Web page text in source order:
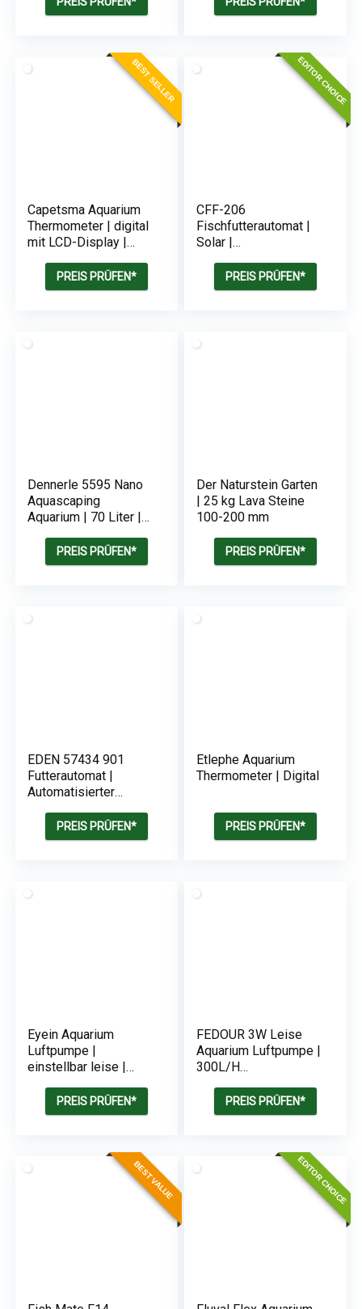
Filter-System und
BEST SELLER
Capetsma Aquarium
Thermometer | digital
mit LCD-Display |
Flash-Alarm
PREIS PRÜFEN*
EDITOR CHOICE
CFF-206
Fischfutterautomat |
Solar |
Fütterungen pro Tag
PREIS PRÜFEN*
Dennerle 5595 Nano
Aquascaping
Aquarium | 70 Liter |
PREIS PRÜFEN*
Der Naturstein Garten
| 25 kg Lava Steine
100-200 mm
PREIS PRÜFEN*
EDEN 57434 901
Futterautomat |
Automatisierter
Fütterung von
Aquarienfischen im
PREIS PRÜFEN*
Etlephe Aquarium
Thermometer | Digital
PREIS PRÜFEN*
Eyein Aquarium
Luftpumpe |
einstellbar leise |
Auslassventil | Für
400L Aquarium
PREIS PRÜFEN*
FEDOUR 3W Leise
Aquarium Luftpumpe |
300L/H
leistungsstarker
Belüfter für Aquarien
PREIS PRÜFEN*
BEST VALUE EDITOR CHOICE